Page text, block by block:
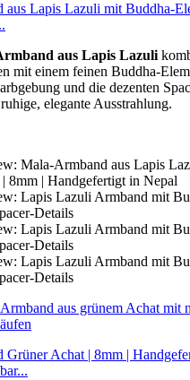
aus Lapis Lazuli mit Buddha-
aus Lapis Lazuli
mit einem feinen Buddha-
und die dezenten
elegante Ausstrahlung.
Grüner Achat | 8mm |